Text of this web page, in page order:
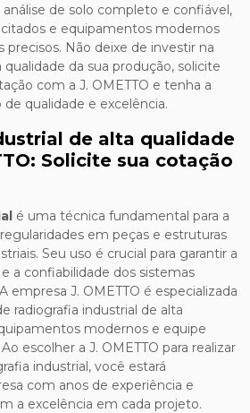
de solo completo e confiável,
e equipamentos modernos
precisos. Não deixe de investir na
da sua produção, solicite
com a J. OMETTO e tenha a
qualidade e excelência.
de alta qualidade
Solicite sua cotação
é uma técnica fundamental para a
em peças e estruturas
Seu uso é crucial para garantir a
a confiabilidade dos sistemas
empresa J. OMETTO é especializada
radiografia industrial de alta
modernos e equipe
escolher a J. OMETTO para realizar
industrial, você estará
com anos de experiência e
a excelência em cada projeto.